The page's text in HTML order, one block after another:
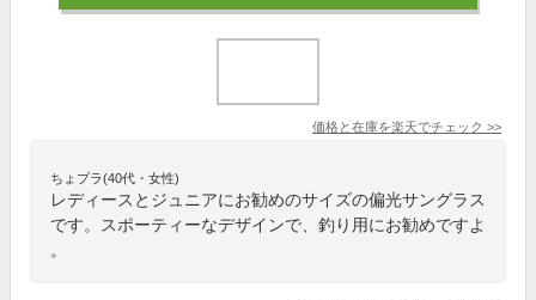
価格と在庫を楽天でチェック >>
ちょプラ(40代・女性)
レディースとジュニアにお勧めのサイズの偏光サングラス
です。スポーティーなデザインで、釣り用にお勧めですよ
。